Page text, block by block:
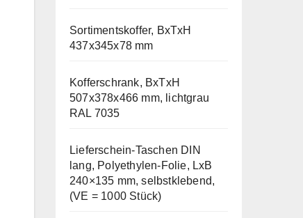
Sortimentskoffer, BxTxH
437x345x78 mm
Kofferschrank, BxTxH
507x378x466 mm, lichtgrau
RAL 7035
Lieferschein-Taschen DIN
lang, Polyethylen-Folie, LxB
240×135 mm, selbstklebend,
(VE = 1000 Stück)